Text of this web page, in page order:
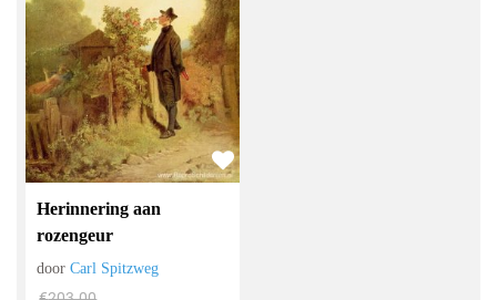
Herinnering aan
rozengeur
doorCarl Spitzweg